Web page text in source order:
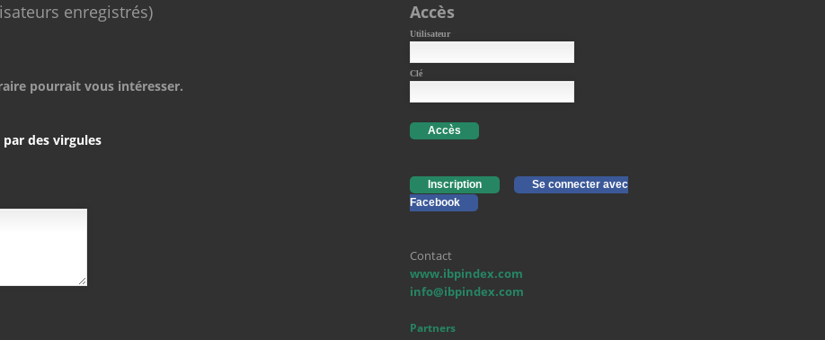
enregistrés)
pourrait vous intéresser.
par des virgules
Accès
Utilisateur
Clé
Accès
Inscription
Se connecter avec
Facebook
Contact
www.ibpindex.com
info@ibpindex.com
Partners